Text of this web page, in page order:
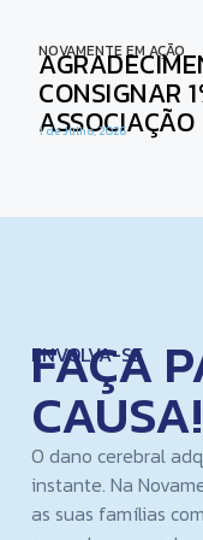
NOVAMENTE EM AÇÃO
CONSIGNAR
1 de Julho, 2026
ENVOLVA-SE
FAÇA
CAUSA!
O dano cerebral
instante. Na
as suas famílias